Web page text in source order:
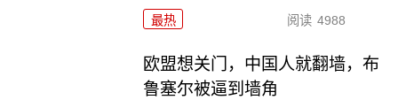
最热 阅读 4988
欧盟想关门，中国人就翻墙，布
鲁塞尔被逼到墙角